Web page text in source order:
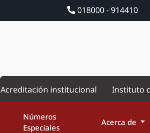
018000 - 914410
Acreditación institucional Instituto
Números
Especiales
Acerca de